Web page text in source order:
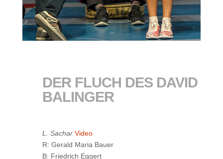
DER FLUCH DES DAVID
BALINGER
L. Sachar Video
R: Gerald Maria Bauer
B: Friedrich Eggert